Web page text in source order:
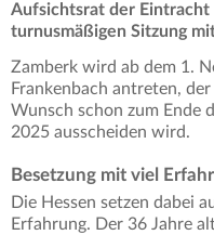
Aufsichtsrat der Eintracht
turnusmäßigen Sitzung
Zamberk wird ab dem 1.
Frankenbach antreten,
Wunsch schon zum Ende
2025 ausscheiden wird.
Besetzung mit viel
Die Hessen setzen dabei
Erfahrung. Der 36 Jahre